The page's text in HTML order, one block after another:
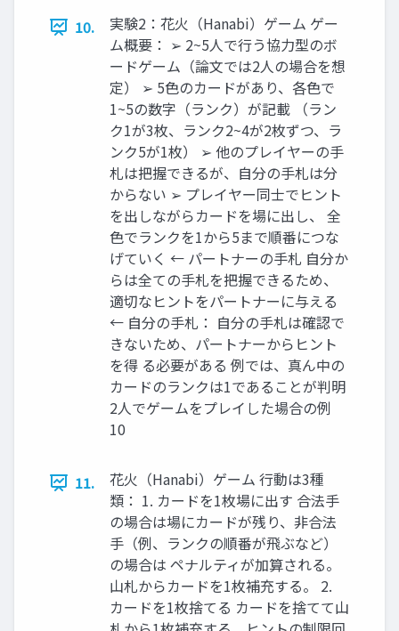
10.
実験2：花火（Hanabi）ゲーム ゲー
ム概要： ➢ 2~5人で行う協力型のボ
ードゲーム（論文では2人の場合を想
定） ➢ 5色のカードがあり、各色で
1~5の数字（ランク）が記載 （ラン
ク1が3枚、ランク2~4が2枚ずつ、ラ
ンク5が1枚） ➢ 他のプレイヤーの手
札は把握できるが、自分の手札は分
からない ➢ プレイヤー同士でヒント
を出しながらカードを場に出し、 全
色でランクを1から5まで順番につな
げていく ← パートナーの手札 自分か
らは全ての手札を把握できるため、
適切なヒントをパートナーに与える
← 自分の手札： 自分の手札は確認で
きないため、パートナーからヒント
を得 る必要がある 例では、真ん中の
カードのランクは1であることが判明
2人でゲームをプレイした場合の例
10
11.
花火（Hanabi）ゲーム 行動は3種
類： 1. カードを1枚場に出す 合法手
の場合は場にカードが残り、非合法
手（例、ランクの順番が飛ぶなど）
の場合は ペナルティが加算される。
山札からカードを1枚補充する。 2.
カードを1枚捨てる カードを捨てて山